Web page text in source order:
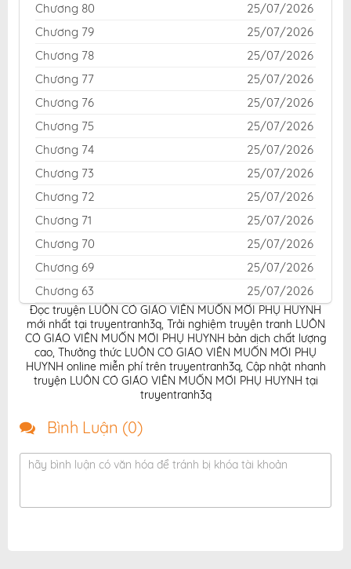
Chương 80
25/07/2026
Chương 79
25/07/2026
Chương 78
25/07/2026
Chương 77
25/07/2026
Chương 76
25/07/2026
Chương 75
25/07/2026
Chương 74
25/07/2026
Chương 73
25/07/2026
Chương 72
25/07/2026
Chương 71
25/07/2026
Chương 70
25/07/2026
Chương 69
25/07/2026
Chương 63
25/07/2026
Chương 62
25/07/2026
Chương 61
25/07/2026
Chương 60
25/07/2026
Chương 59
25/07/2026
Chương 57
Chương 53.5
25/07/2026
Đọc truyện LUÔN CÓ GIÁO VIÊN MUỐN MỜI PHỤ HUYNH
mới nhất tại truyentranh3q, Trải nghiệm truyện tranh LUÔN
CÓ GIÁO VIÊN MUỐN MỜI PHỤ HUYNH bản dịch chất lượng
cao, Thưởng thức LUÔN CÓ GIÁO VIÊN MUỐN MỜI PHỤ
HUYNH online miễn phí trên truyentranh3q, Cập nhật nhanh
truyện LUÔN CÓ GIÁO VIÊN MUỐN MỜI PHỤ HUYNH tại
truyentranh3q
Bình Luận (0)
hãy bình luận có văn hóa để tránh bị khóa tài khoản